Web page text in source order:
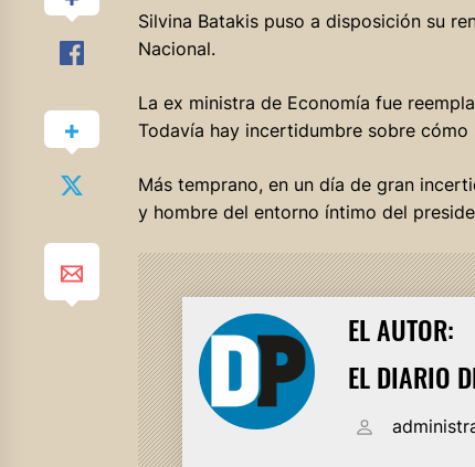
Silvina Batakis puso a disposición su
Nacional.
La ex ministra de Economía fue
Todavía hay incertidumbre sobre
Más temprano, en un día de gran
y hombre del entorno íntimo del
EL AUTOR:
EL DIARIO